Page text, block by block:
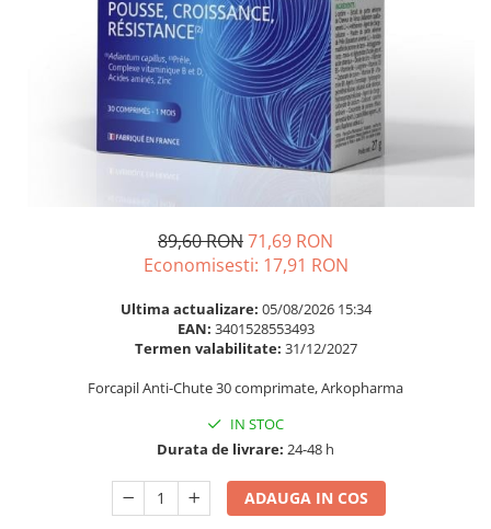
Par si unghii
Probiotice si prebiotice
Sistemul respirator
Slabire si control greutate
Somn stres si anxietate
Supliment Calciu
Supliment Complexe
Supliment Vitamina B
Supliment Vitamina C
Supliment Vitamina D3
Balsam masca si tratament
Produse cu SPF Pentru Fata
Repelenti insecte
89,60 RON71,69 RON
Economisesti: 17,91 RON
Ultima actualizare: 05/08/2026 15:34
EAN: 3401528553493
Termen valabilitate: 31/12/2027
Forcapil Anti-Chute 30 comprimate, Arkopharma
IN STOC
Durata de livrare: 24-48 h
ADAUGA IN COS